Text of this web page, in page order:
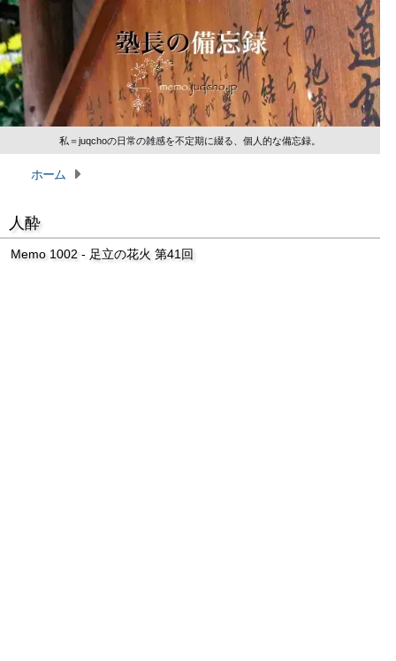
私＝juqchoの日常の雑感を不定期に綴る、個人的な備忘録。
ホーム
人酔
Memo 1002 - 足立の花火 第41回